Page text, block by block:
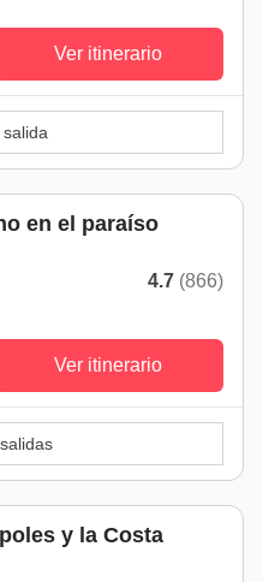
Ver itinerario
en el paraíso
4.7 (866)
Ver itinerario
y la Costa